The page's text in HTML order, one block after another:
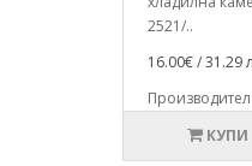
2521/..
16.00€ / 31.29
КУПИ